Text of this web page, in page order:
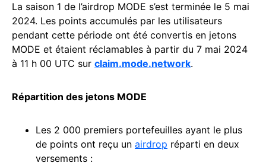
La saison 1 de l’airdrop MODE s’est terminée le 5 mai
2024. Les points accumulés par les utilisateurs
pendant cette période ont été convertis en jetons
MODE et étaient réclamables à partir du 7 mai 2024
à 11 h 00 UTC sur claim.mode.network.
Répartition des jetons MODE
Les 2 000 premiers portefeuilles ayant le plus
de points ont reçu un airdrop réparti en deux
versements :